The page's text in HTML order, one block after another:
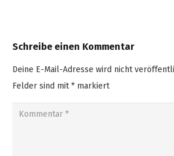
Schreibe einen Kommentar
Deine E-Mail-Adresse wird nicht
Felder sind mit* markiert